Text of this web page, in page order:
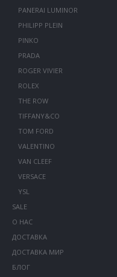
PANERAI LUMINOR
PHILIPP PLEIN
PINKO
PRADA
ROGER VIVIER
ROLEX
THE ROW
TIFFANY&CO
TOM FORD
VALENTINO
VAN CLEEF
VERSACE
YSL
SALE
О НАС
ДОСТАВКА
ДОСТАВКА МИР
БЛОГ